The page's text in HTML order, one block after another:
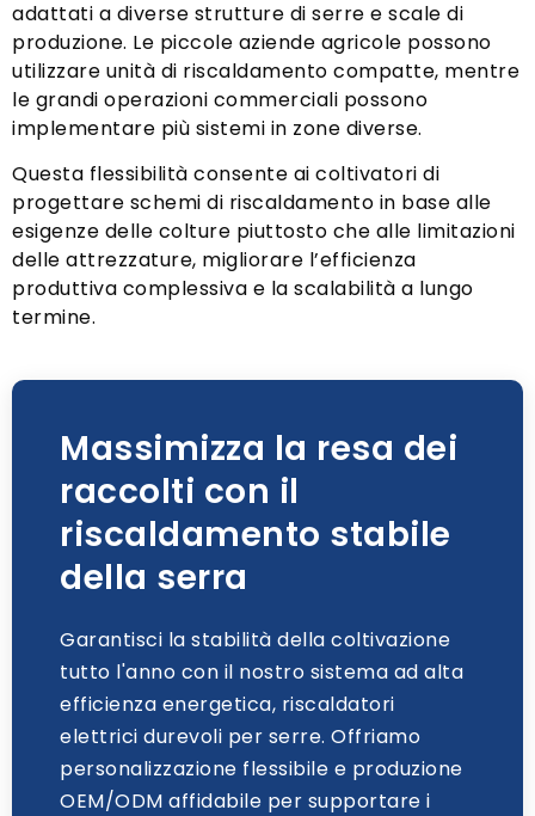
adattati a diverse strutture di serre e scale di
produzione. Le piccole aziende agricole possono
utilizzare unità di riscaldamento compatte, mentre
le grandi operazioni commerciali possono
implementare più sistemi in zone diverse.
Questa flessibilità consente ai coltivatori di
progettare schemi di riscaldamento in base alle
esigenze delle colture piuttosto che alle limitazioni
delle attrezzature, migliorare l’efficienza
produttiva complessiva e la scalabilità a lungo
termine.
Massimizza la resa dei
raccolti con il
riscaldamento stabile
della serra
Garantisci la stabilità della coltivazione
tutto l'anno con il nostro sistema ad alta
efficienza energetica, riscaldatori
elettrici durevoli per serre. Offriamo
personalizzazione flessibile e produzione
OEM/ODM affidabile per supportare i